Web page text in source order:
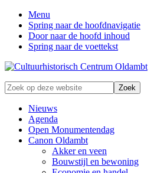
Menu
Spring naar de hoofdnavigatie
Door naar de hoofd inhoud
Spring naar de voettekst
Zonder
verleden
geen
toekomst
Zoek
op
deze
website
Nieuws
Agenda
Open Monumentendag
Canon Oldambt
Akker en veen
Bouwstijl en bewoning